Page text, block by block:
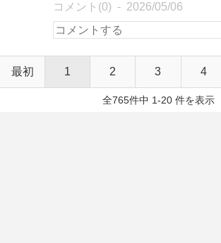
コメント(0) 2026/05/06
最初 1 2 3 4
全765件中 1-20 件を表示